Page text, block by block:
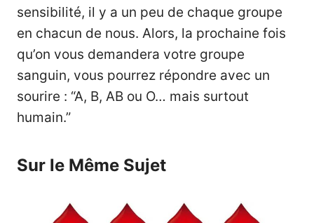
sensibilité, il y a un peu de chaque groupe
en chacun de nous. Alors, la prochaine fois
qu’on vous demandera votre groupe
sanguin, vous pourrez répondre avec un
sourire : “A, B, AB ou O… mais surtout
humain.”
Sur le Même Sujet